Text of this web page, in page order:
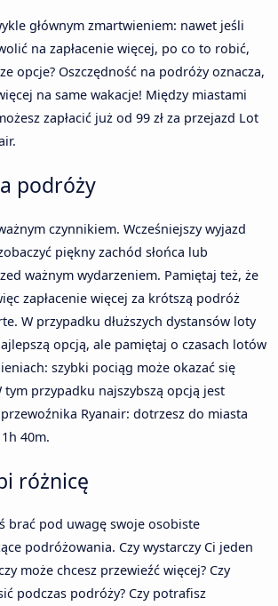
głównym zmartwieniem: nawet jeśli
na zapłacenie więcej, po co to robić,
opcje? Oszczędność na podróży oznacza,
na same wakacje! Między miastami
zapłacić już od 99 zł za przejazd Lot
podróży
czynnikiem. Wcześniejszy wyjazd
piękny zachód słońca lub
ważnym wydarzeniem. Pamiętaj też, że
zapłacenie więcej za krótszą podróż
W przypadku dłuższych dystansów loty
opcją, ale pamiętaj o czasach lotów
szybki pociąg może okazać się
tym przypadku najszybszą opcją jest
Ryanair: dotrzesz do miasta
40m.
różnicę
brać pod uwagę swoje osobiste
podróżowania. Czy wystarczy Ci jeden
może chcesz przewieźć więcej? Czy
podczas podróży? Czy potrafisz